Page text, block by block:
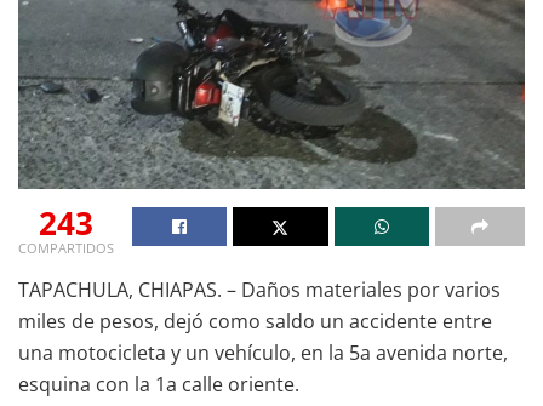
243
COMPARTIDOS
TAPACHULA, CHIAPAS. – Daños materiales por varios
miles de pesos, dejó como saldo un accidente entre
una motocicleta y un vehículo, en la 5a avenida norte,
esquina con la 1a calle oriente.